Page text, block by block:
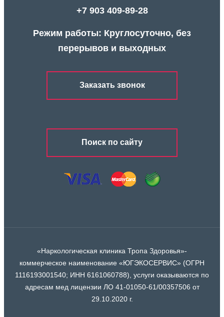
+7 903 409-89-28
Режим работы: Круглосуточно, без
перерывов и выходных
Заказать звонок
Поиск по сайту
«Наркологическая клиника Тропа Здоровья»-
коммерческое наименование «ЮГЭКОСЕРВИС» (ОГРН
1116193001540; ИНН 6161060788), услуги оказываются по
адресам мед лицензии ЛО 41-01050-61/00357506 от
29.10.2020 г.